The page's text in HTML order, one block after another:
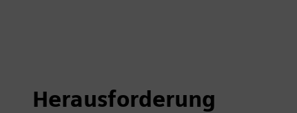
Herausforderung